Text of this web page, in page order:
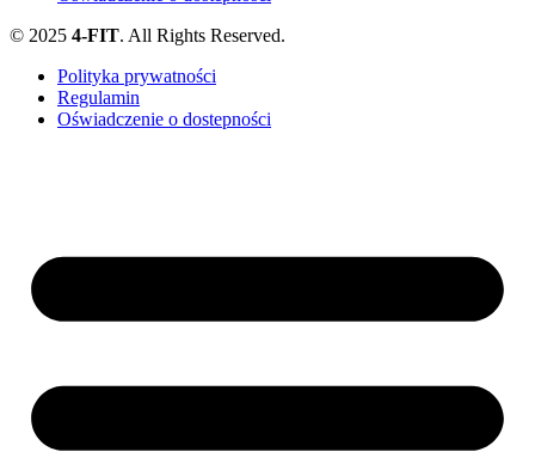
© 2025 4-FIT. All Rights Reserved.
Polityka prywatności
Regulamin
Oświadczenie o dostepności